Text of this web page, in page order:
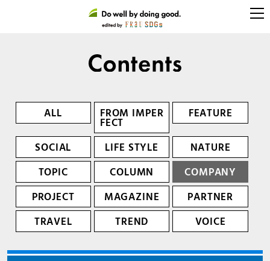
ALL FROM IMPER
FECT
FEATURE
SOCIAL LIFE STYLE
NATURE
TOPIC
COLUMN
COMPANY
PROJECT
MAGAZINE
PARTNER
TRAVEL
TREND VOICE